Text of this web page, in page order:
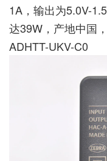
1A，输出为5.0V-
达39W，产地中国
ADHTT-UKV-C0